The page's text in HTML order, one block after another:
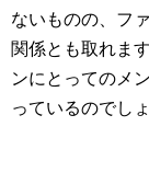
ないものの、フ
関係とも取れま
ンにとってのメ
っているのでしょ